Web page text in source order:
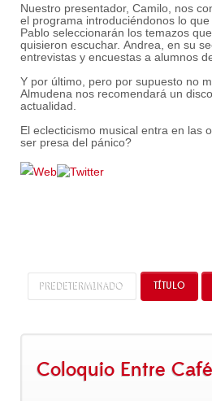
Nuestro presentador, Camilo, nos
el programa introduciéndonos lo
Pablo seleccionarán los temazos
quisieron escuchar. Andrea, en su
entrevistas y encuestas a alumnos
Y por último, pero por supuesto no
Almudena nos recomendará un
actualidad.
El eclecticismo musical entra en las
ser presa del pánico?
PREDETERMINADO TÍTULO
Coloquio Entre